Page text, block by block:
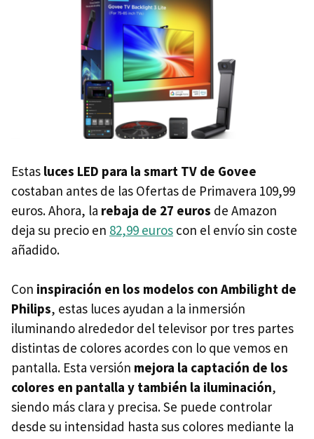
Estas luces LED para la smart TV de Govee
costaban antes de las Ofertas de Primavera 109,99
euros. Ahora, la rebaja de 27 euros de Amazon
deja su precio en 82,99 euros con el envío sin coste
añadido.
Con inspiración en los modelos con Ambilight de
Philips, estas luces ayudan a la inmersión
iluminando alrededor del televisor por tres partes
distintas de colores acordes con lo que vemos en
pantalla. Esta versión mejora la captación de los
colores en pantalla y también la iluminación,
siendo más clara y precisa. Se puede controlar
desde su intensidad hasta sus colores mediante la